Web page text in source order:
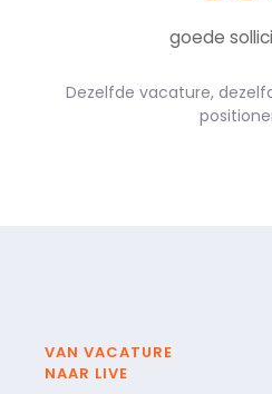
goede
Dezelfde vacature,
VAN VACATURE
NAAR LIVE